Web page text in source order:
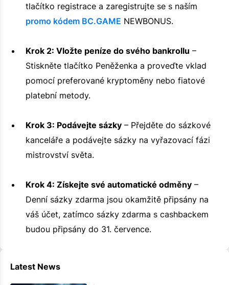
tlačítko registrace a zaregistrujte se s naším
promo kódem BC.GAME NEWBONUS.
Krok 2: Vložte peníze do svého bankrollu –
Stiskněte tlačítko Peněženka a proveďte vklad
pomocí preferované kryptoměny nebo fiatové
platební metody.
Krok 3: Podávejte sázky – Přejděte do sázkové
kanceláře a podávejte sázky na vyřazovací fázi
mistrovství světa.
Krok 4: Získejte své automatické odměny –
Denní sázky zdarma jsou okamžitě připsány na
váš účet, zatímco sázky zdarma s cashbackem
budou připsány do 31. července.
Latest News